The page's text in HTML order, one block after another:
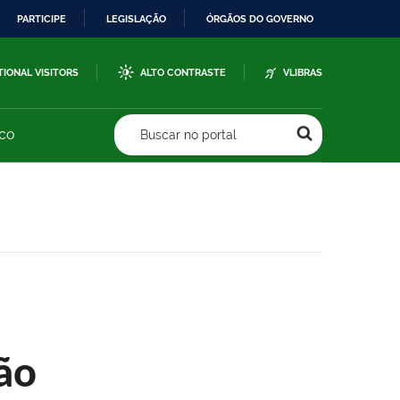
PARTICIPE LEGISLAÇÃO ÓRGÃOS DO GOVERNO
VISITORS ALTO CONTRASTE VLIBRAS
Buscar no portal